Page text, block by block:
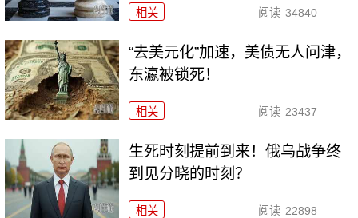
相关 阅读 34840
“去美元化”加速，美债无人问津，
东瀛被锁死！
相关 阅读 23437
生死时刻提前到来！俄乌战争终
到见分晓的时刻？
相关 阅读 22898